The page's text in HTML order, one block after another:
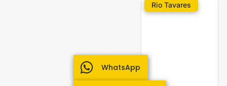
Rio Tavares
WhatsApp